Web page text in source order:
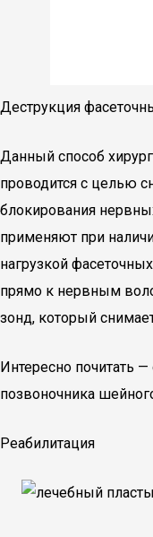
Деструкция
Данный способ
проводится с целью
блокирования
применяют при
нагрузкой
прямо к нервным
зонд, который
Интересно почитать
позвоночника
Реабилитация